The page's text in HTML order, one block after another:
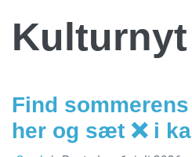
Kulturnyt
Find
her og sæt ❌ i